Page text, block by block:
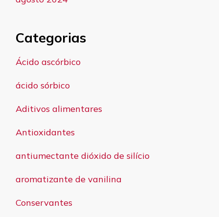
Categorias
Ácido ascórbico
ácido sórbico
Aditivos alimentares
Antioxidantes
antiumectante dióxido de silício
aromatizante de vanilina
Conservantes